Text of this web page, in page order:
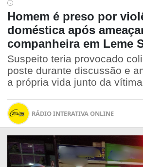
Homem é preso por
doméstica após
companheira em Leme
Suspeito teria provocado
poste durante discussão e
a própria vida junto da vítima
RÁDIO INTERATIVA ONLINE